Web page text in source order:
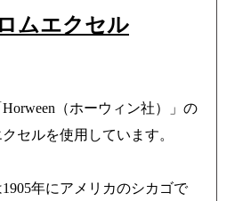
ムエクセル
（ホーウィン社）」の
セルを使用しています。
年にアメリカのシカゴで